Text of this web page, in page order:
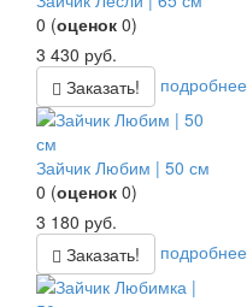
0 (оценок 0)
3 430 руб.
Заказать!
подробнее
Зайчик Любим | 50 см
0 (оценок 0)
3 180 руб.
Заказать!
подробнее